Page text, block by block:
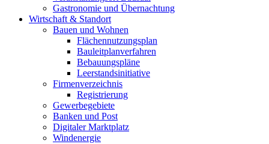
Gastronomie und Übernachtung
Wirtschaft & Standort
Bauen und Wohnen
Flächennutzungsplan
Bauleitplanverfahren
Bebauungspläne
Leerstandsinitiative
Firmenverzeichnis
Registrierung
Gewerbegebiete
Banken und Post
Digitaler Marktplatz
Windenergie